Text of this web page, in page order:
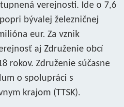
verejnosti. Ide o 7,6
bývalej železničnej
eur. Za vznik
aj Združenie obcí
rokov. Združenie súčasne
o spolupráci s
krajom (TTSK).